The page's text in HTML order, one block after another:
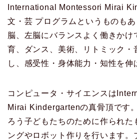
International Montessori Mirai
文・芸 プログラムというものも
脳、左脳にバランスよく働きかけ
育、ダンス、美術、リトミック・
し、感受性・身体能力・知性を伸
コンピュータ・サイエンスは
Mirai Kindergartenの真骨頂です
ろう子どもたちのために作られた
ングやロボット作りを行います。